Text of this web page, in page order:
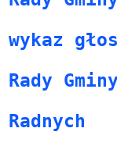
wykaz
Rady Gminy
Radnych